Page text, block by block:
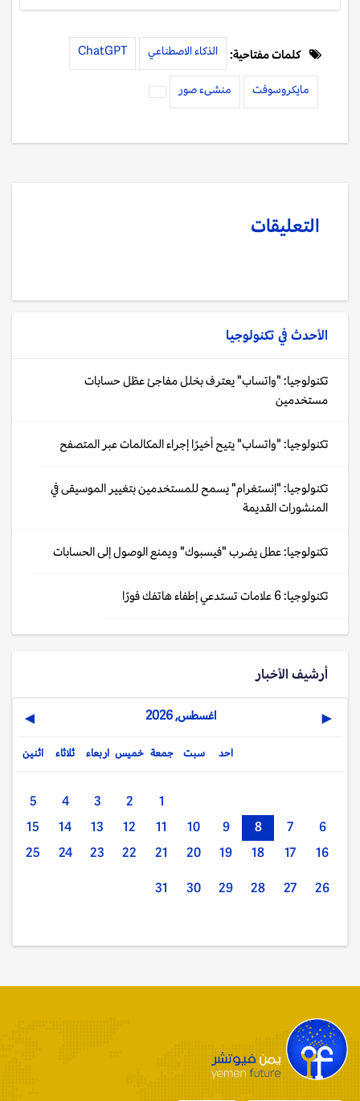
كلمات مفتاحية: الذكاء الاصطناعي ChatGPT
مايكروسوفت منشىء صور
التعليقات
الأحدث في تكنولوجيا
تكنولوجيا: "واتساب" يعترف بخلل مفاجئ عطّل حسابات
مستخدمين
تكنولوجيا: "واتساب" يتيح أخيرًا إجراء المكالمات عبر المتصفح
تكنولوجيا: "إنستغرام" يسمح للمستخدمين بتغيير الموسيقى في
المنشورات القديمة
تكنولوجيا: عطل يضرب "فيسبوك" ويمنع الوصول إلى الحسابات
تكنولوجيا: 6 علامات تستدعي إطفاء هاتفك فورًا
أرشيف الأخبار
◀ اغسطس, 2026 ▶
اثنين ثلاثاء اربعاء خميس جمعة سبت احد
1
2
3
4
5
6
7
8
9
10
11
12
13
14
15
16
17
18
19
20
21
22
23
24
25
26
27
28
29
30
31